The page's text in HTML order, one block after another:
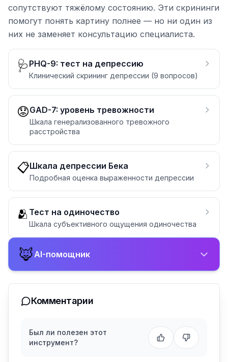
сопутствуют тяжёлому состоянию. Эти скрининги
помогут понять картину полнее — но ни один из
них не заменяет консультацию специалиста.
🩺 PHQ-9: тест на депрессию
Клинический скрининг депрессии (9 вопросов)
😟GAD-7: уровень тревожности
Шкала генерализованного тревожного
расстройства
📋Шкала депрессии Бека
Подробная оценка выраженности депрессии
🫂 Тест на одиночество
Шкала субъективного ощущения одиночества
🦊AI-помощник
Комментарии
Был ли полезен этот
инструмент?